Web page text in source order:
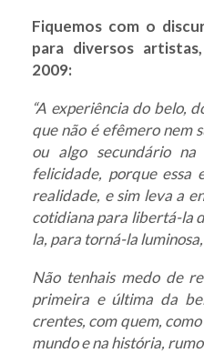
Fiquemos com o
para diversos
2009:
“A experiência do belo,
que não é efêmero nem
ou algo secundário
felicidade, porque essa
realidade, e sim leva a
cotidiana para libertá-la
la, para torná-la
Não tenhais medo de
primeira e última da
crentes, com quem,
mundo e na história,